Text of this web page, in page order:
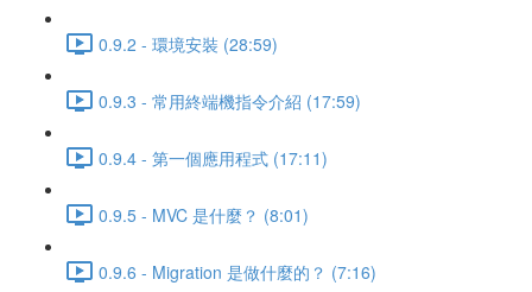
0.9.2 - 環境安裝 (28:59)
0.9.3 - 常用終端機指令介紹 (17:59)
0.9.4 - 第一個應用程式 (17:11)
0.9.5 - MVC 是什麼？ (8:01)
0.9.6 - Migration 是做什麼的？ (7:16)